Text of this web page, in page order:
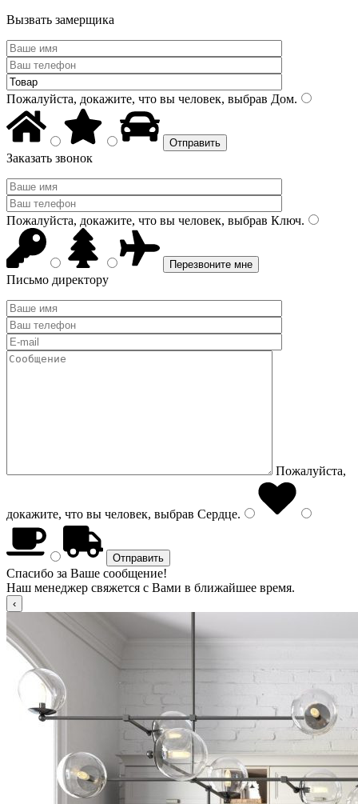
Вызвать замерщика
Пожалуйста, докажите, что вы человек, выбрав Дом.
Заказать звонок
Пожалуйста, докажите, что вы человек, выбрав Ключ.
Письмо директору
Пожалуйста,
докажите, что вы человек, выбрав Сердце.
Спасибо за Ваше сообщение!
Наш менеджер свяжется с Вами в ближайшее время.